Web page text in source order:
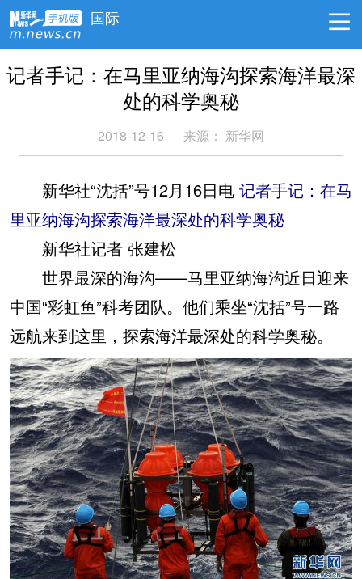
国际
记者手记：在马里亚纳海沟探索海洋最深
处的科学奥秘
2018-12-16 来源： 新华网
新华社“沈括”号12月16日电 记者手记：在马
里亚纳海沟探索海洋最深处的科学奥秘
新华社记者 张建松
世界最深的海沟——马里亚纳海沟近日迎来
中国“彩虹鱼”科考团队。他们乘坐“沈括”号一路
远航来到这里，探索海洋最深处的科学奥秘。